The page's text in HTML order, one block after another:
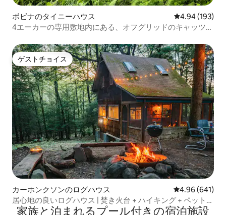
ボビナのタイニーハウス レビュー193
4.94 (193)
4エーカーの専用敷地内にある、オフグリッドのキャッツキ
ゲストチョイス
ゲストチョイス
カーホンクソンのログハウス レビュー641
4.96 (641)
居心地の良いログハウス | 焚き火台 + ハイキング + ペット同
伴可
家族と泊まれるプール付きの宿泊施設